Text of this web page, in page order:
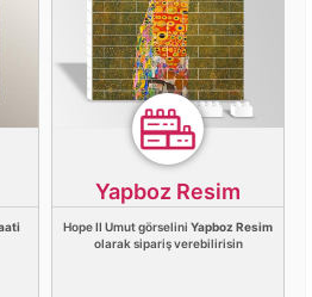
Yapboz Resim
Hope II Umut görselini Yapboz Resim
olarak sipariş verebilirisin